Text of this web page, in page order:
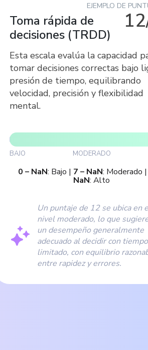
EJEMPLO DE
Toma rápida de
decisiones (TRDD)
Esta escala evalúa la capacidad
tomar decisiones correctas bajo
presión de tiempo, equilibrando
velocidad, precisión y flexibilidad
mental.
BAJO MODERADO
0 – NaN: Bajo | 7 – NaN: Moderado |
NaN:Alto
Un puntaje de 12 se ubica en
nivel moderado, lo que
un desempeño generalmente
adecuado al decidir con tiempo
limitado, con equilibrio
entre rapidez y errores.